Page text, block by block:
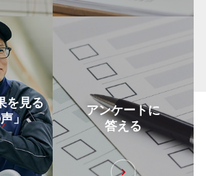
を見る
」
アンケートに
答える